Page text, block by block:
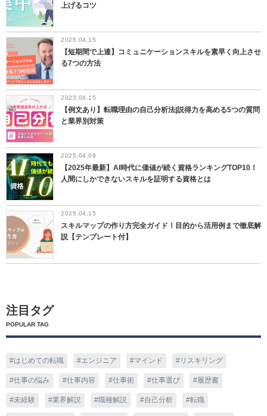
上げるコツ
2025.04.15
【短期間で上達】コミュニケーションスキルを素早く向上させ
る7つの方法
2025.04.15
【例文あり】転職理由の自己分析法|説得力を高める5つの質問
と業界別対策
2025.04.09
【2025年最新】AI時代に価値が続く資格ランキングTOP10！
人間にしかできないスキルを証明する資格とは
2025.04.15
スキルマップの作り方完全ガイド！目的から活用例まで徹底解
説【テンプレート付】
注目タグ
POPULAR TAG
はじめての転職 エンジニア マインド リスキリング
仕事の悩み 仕事内容 仕事術 仕事選び 履歴書
未経験 業界解説 職種解説 自己分析 転職